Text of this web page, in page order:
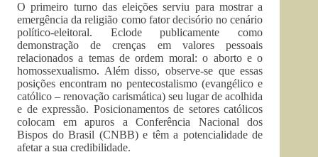
O primeiro turno das eleições serviu para mostrar a
emergência da religião como fator decisório no cenário
político-eleitoral. Eclode publicamente como
demonstração de crenças em valores pessoais
relacionados a temas de ordem moral: o aborto e o
homossexualismo. Além disso, observe-se que essas
posições encontram no pentecostalismo (evangélico e
católico – renovação carismática) seu lugar de acolhida
e de expressão. Posicionamentos de setores católicos
colocam em apuros a Conferência Nacional dos
Bispos do Brasil (CNBB) e têm a potencialidade de
afetar a sua credibilidade.